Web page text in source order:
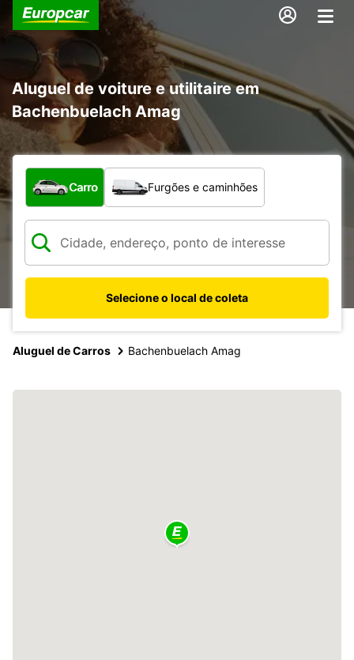
Aluguel de voiture e utilitaire em
Bachenbuelach Amag
Qual tipo de veículo?
Carro Furgões e caminhões
Selecione o local de coleta
Aluguel de Carros Bachenbuelach Amag